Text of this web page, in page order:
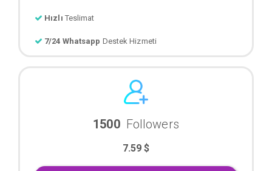
Hızlı Teslimat
7/24 Whatsapp Destek Hizmeti
1500 Followers
7.59 $